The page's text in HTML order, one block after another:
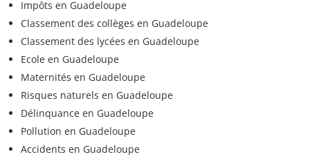
Impôts en Guadeloupe
Classement des collèges en Guadeloupe
Classement des lycées en Guadeloupe
Ecole en Guadeloupe
Maternités en Guadeloupe
Risques naturels en Guadeloupe
Délinquance en Guadeloupe
Pollution en Guadeloupe
Accidents en Guadeloupe